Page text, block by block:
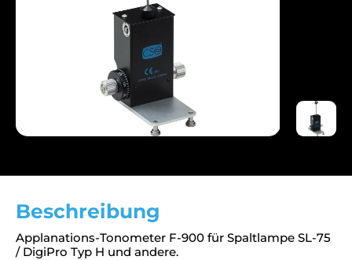
Beschreibung
Applanations-Tonometer F-900 für Spaltlampe SL-75
/ DigiPro Typ H und andere.